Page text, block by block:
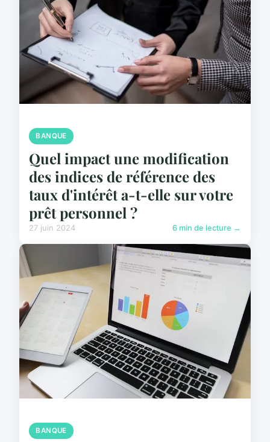
BANQUE
Quel impact une modification
des indices de référence des
taux d'intérêt a-t-elle sur votre
prêt personnel ?
27 juin 2024 6 min de lecture →
BANQUE